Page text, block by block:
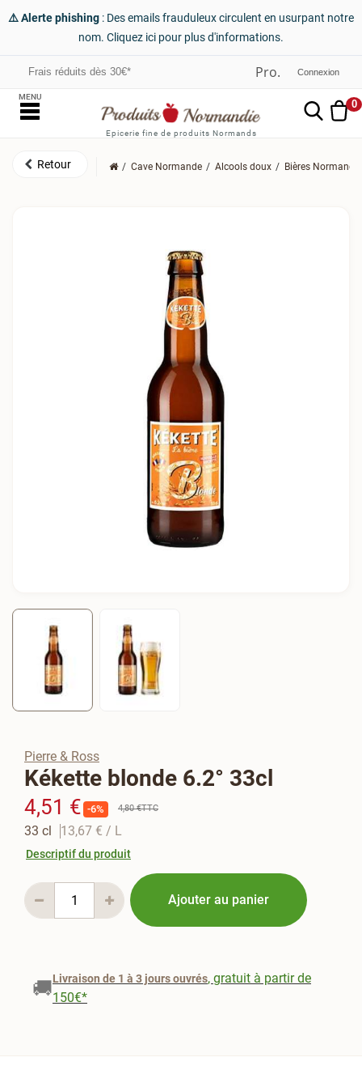
⚠️ Alerte phishing : Des emails frauduleux circulent en usurpant notre
nom. Cliquez ici pour plus d'informations.
Frais réduits dès 30€* Connexion
Epicerie fine de produits Normands
0
MENU
Cave Normande Alcools doux Bières
Pierre & Ross
Kékette blonde 6.2° 33cl
4,51 € -6% 4,80 €TTC
33 cl 13,67 € / L
Descriptif du produit
Ajouter au panier
🚚Livraison de 1 à 3 jours ouvrés, gratuit à partir de
150€*